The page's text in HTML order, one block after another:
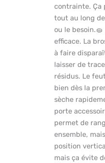
contrainte. Ça
tout au long
ou le besoin.🧽
efficace. La
à faire
laisser de
résidus. Le
bien dès la
sèche
porte
permet de
ensemble,
position
mais ça évite